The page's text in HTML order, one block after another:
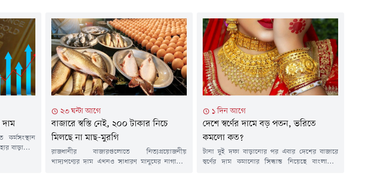
দাম
কর্মসংস্থান
বাড়ানোর
২৩ ঘন্টা আগে
বাজারে স্বস্তি নেই, ২০০ টাকার নিচে
মিলছে না মাছ-মুরগি
রাজধানীর বাজারগুলোতে নিত্যপ্রয়োজনীয়
খাদ্যপণ্যের দাম এখনও সাধারণ মানুষের নাগালের
১ দিন আগে
দেশে স্বর্ণের দামে বড় পতন, ভরিতে
কমলো কত?
টানা দুই দফা বাড়ানোর পর এবার দেশের বাজারে
স্বর্ণের দাম কমানোর সিদ্ধান্ত নিয়েছে বাংলাদেশ